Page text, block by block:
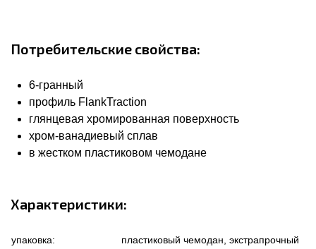
Потребительские свойства:
6-гранный
профиль FlankTraction
глянцевая хромированная поверхность
хром-ванадиевый сплав
в жестком пластиковом чемодане
Характеристики:
упаковка:
пластиковый чемодан, экстрапрочный